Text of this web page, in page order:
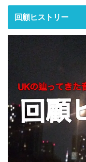
回顧ヒストリー